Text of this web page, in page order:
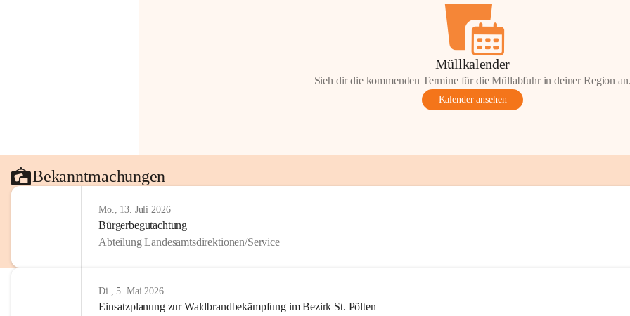
Müllkalender
Sieh dir die kommenden Termine für die Müllabfuhr in deiner Region
Kalender ansehen
Bekanntmachungen
Mo., 13. Juli 2026
Bürgerbegutachtung
Abteilung Landesamtsdirektionen/Service
Di., 5. Mai 2026
Einsatzplanung zur Waldbrandbekämpfung im Bezirk St. Pölten